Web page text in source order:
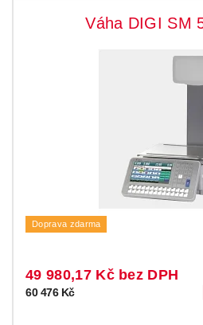
Váha DIGI SM
Doprava zdarma
49 980,17 Kč bez DPH
60 476 Kč